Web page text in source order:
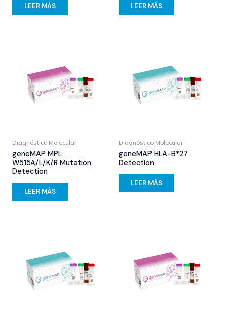
LEER MÁS LEER MÁS
Diagnóstico Molecular
geneMAP MPL
W515A/L/K/R Mutation
Detection
LEER MÁS
Diagnóstico Molecular
geneMAP HLA-B*27
Detection
LEER MÁS